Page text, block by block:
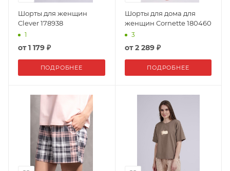
Шорты для женщин
Clever 178938
1
от1 179 ₽
ПОДРОБНЕЕ
Шорты для дома для
женщин Cornette 180460
3
от2 289 ₽
ПОДРОБНЕЕ